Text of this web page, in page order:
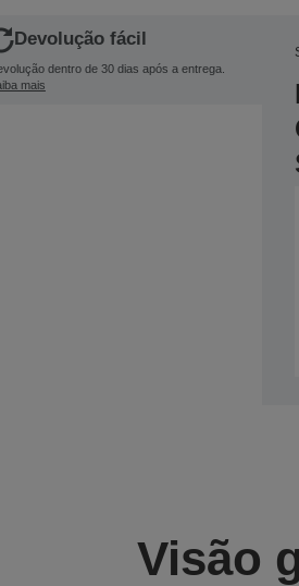
Devolução fácil
dentro de 30 dias após a entrega.
mais
Visão